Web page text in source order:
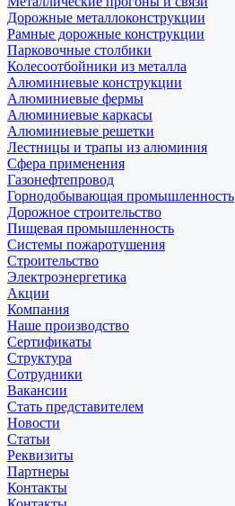
Дорожные металлоконструкции
Рамные дорожные конструкции
Парковочные столбики
Колесоотбойники из металла
Алюминиевые конструкции
Алюминиевые фермы
Алюминиевые каркасы
Алюминиевые решетки
Лестницы и трапы из алюминия
Сфера применения
Газонефтепровод
Горнодобывающая промышленность
Дорожное строительство
Пищевая промышленность
Системы пожаротушения
Строительство
Электроэнергетика
Акции
Компания
Наше производство
Сертификаты
Структура
Сотрудники
Вакансии
Стать представителем
Новости
Статьи
Реквизиты
Партнеры
Контакты